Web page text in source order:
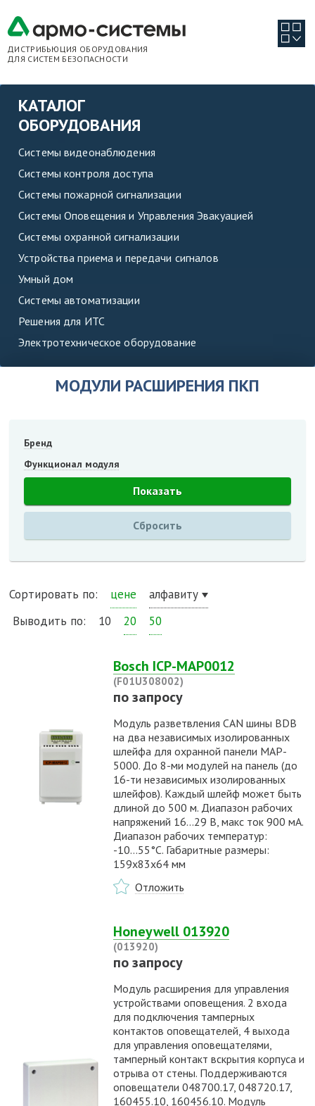
ДИСТРИБЬЮЦИЯ ОБОРУДОВАНИЯ
ДЛЯ СИСТЕМ БЕЗОПАСНОСТИ
КАТАЛОГ
ОБОРУДОВАНИЯ
Системы видеонаблюдения
Системы контроля доступа
Системы пожарной сигнализации
Системы Оповещения и Управления Эвакуацией
Системы охранной сигнализации
Устройства приема и передачи сигналов
Умный дом
Системы автоматизации
Решения для ИТС
Электротехническое оборудование
МОДУЛИ РАСШИРЕНИЯ ПКП
Бренд
Функционал модуля
Сортировать по: цене
алфавиту
Выводить по:
10 20 50
Bosch ICP-MAP0012
(F01U308002)
по запросу
Модуль разветвления CAN шины BDB
на два независимых изолированных
шлейфа для охранной панели MAP-
5000. До 8-ми модулей на панель (до
16-ти независимых изолированных
шлейфов). Каждый шлейф может быть
длиной до 500 м. Диапазон рабочих
напряжений 16...29 В, макс ток 900 мА.
Диапазон рабочих температур:
-10...55°С. Габаритные размеры:
159х83х64 мм
Отложить
Honeywell 013920
(013920)
по запросу
Модуль расширения для управления
устройствами оповещения. 2 входа
для подключения тамперных
контактов оповещателей, 4 выхода
для управления оповещателями,
тамперный контакт вскрытия корпуса и
отрыва от стены. Поддерживаются
оповещатели 048700.17, 048720.17,
160455.10, 160456.10. Модуль